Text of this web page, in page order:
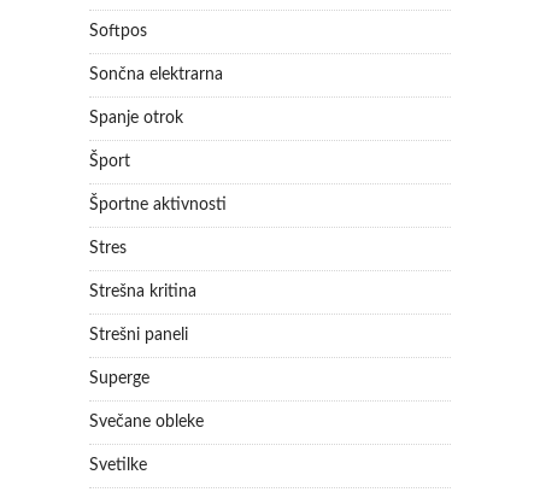
Softpos
Sončna elektrarna
Spanje otrok
Šport
Športne aktivnosti
Stres
Strešna kritina
Strešni paneli
Superge
Svečane obleke
Svetilke